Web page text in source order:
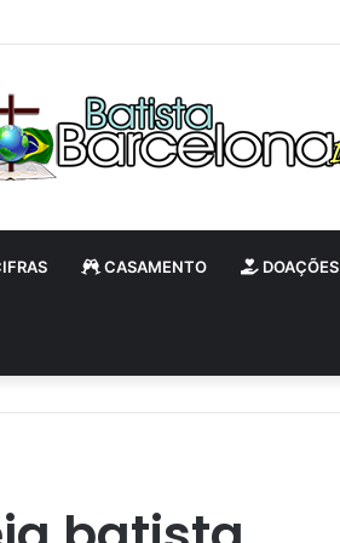
CASAMENTO DOAÇÕES